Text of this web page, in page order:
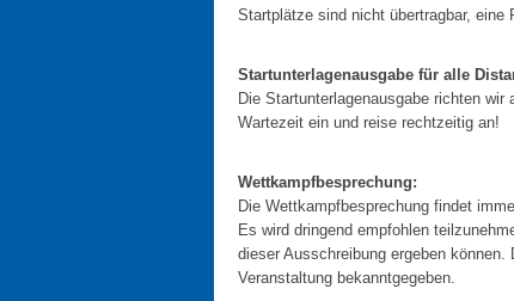
Startplätze sind nicht übertragbar, eine
Startunterlagenausgabe für alle
Die Startunterlagenausgabe richten wir
Wartezeit ein und reise rechtzeitig an!
Wettkampfbesprechung:
Die Wettkampfbesprechung findet
Es wird dringend empfohlen
dieser Ausschreibung ergeben
Veranstaltung bekanntgegeben.